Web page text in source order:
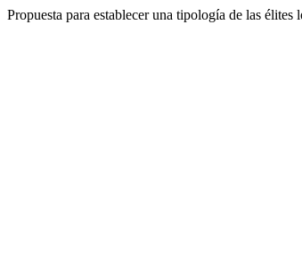
Propuesta para establecer una tipología de las élites